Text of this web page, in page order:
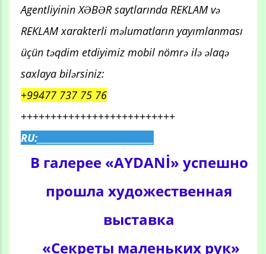
Agentliyinin XƏBƏR saytlarında REKLAM və
REKLAM xarakterli məlumatların yayımlanması
üçün təqdim etdiyimiz mobil nömrə ilə əlaqə
saxlaya bilərsiniz:
+99477 737 75 76
++++++++++++++++++++++++++
RU:____________________________
В галерее «AYDANİ» успешно
прошла художественная
выставка
«Секреты маленьких рук»